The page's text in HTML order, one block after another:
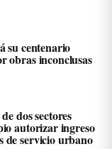
su centenario
obras inconclusas
dos sectores
autorizar ingreso
de servicio urbano